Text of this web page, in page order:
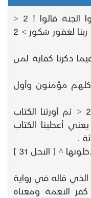
@ 103 @ يدخل الجنة فإذا دخلوا الجنة قالوا ! 2 <
الحمد لله الذي أذهب عنا الحزن إن ربنا لغفور شكور > 2
ذكرنا كفاية لمن
كلهم مؤمنون وأول
فأما أول الآية فقوله عز وجل ! 2 < ثم أورثنا الكتاب
اصطفينا من عبادنا > 2 ! يعني أعطينا الكتاب
.
وقال في آخر الآية ^ جنات عدن يدخلونها ^ [ النحل 31 ]
قاله في رواية
النعمة ومعناه